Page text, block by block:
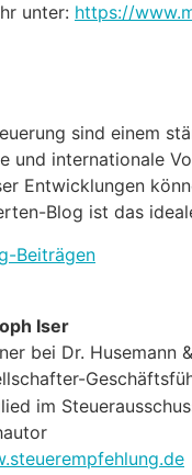
unter: https://
sind einem
und internationale
Entwicklungen
Blog ist das
Beiträgen
Iser
bei Dr. Husemann
im